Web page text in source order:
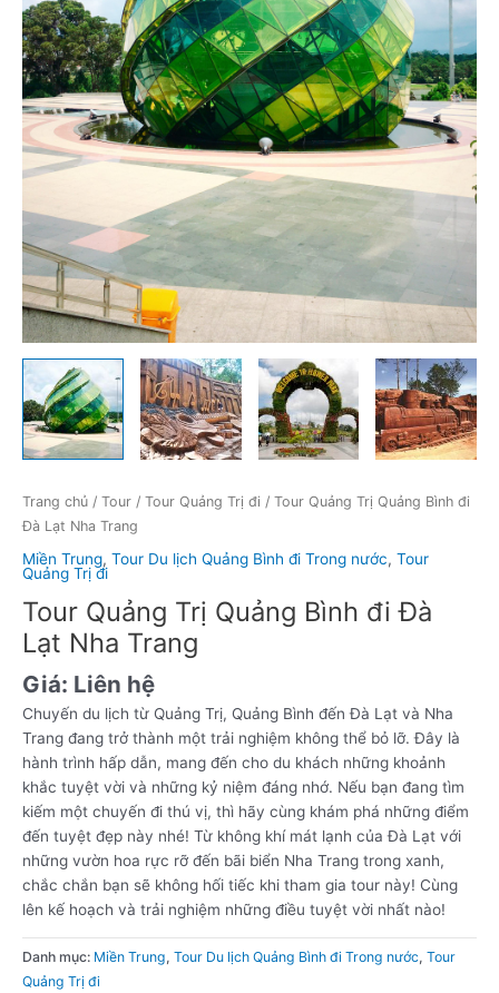
Trang chủ / Tour / Tour Quảng Trị đi / Tour Quảng Trị Quảng Bình đi
Đà Lạt Nha Trang
Miền Trung, Tour Du lịch Quảng Bình đi Trong nước, Tour
Quảng Trị đi
Tour Quảng Trị Quảng Bình đi Đà
Lạt Nha Trang
Giá: Liên hệ
Chuyến du lịch từ Quảng Trị, Quảng Bình đến Đà Lạt và Nha
Trang đang trở thành một trải nghiệm không thể bỏ lỡ. Đây là
hành trình hấp dẫn, mang đến cho du khách những khoảnh
khắc tuyệt vời và những kỷ niệm đáng nhớ. Nếu bạn đang tìm
kiếm một chuyến đi thú vị, thì hãy cùng khám phá những điểm
đến tuyệt đẹp này nhé! Từ không khí mát lạnh của Đà Lạt với
những vườn hoa rực rỡ đến bãi biển Nha Trang trong xanh,
chắc chắn bạn sẽ không hối tiếc khi tham gia tour này! Cùng
lên kế hoạch và trải nghiệm những điều tuyệt vời nhất nào!
Danh mục: Miền Trung, Tour Du lịch Quảng Bình đi Trong nước, Tour
Quảng Trị đi